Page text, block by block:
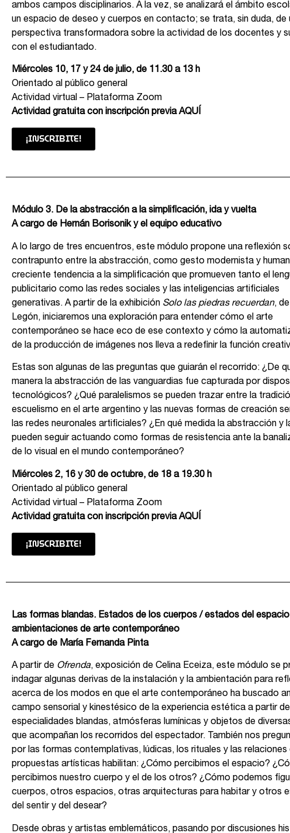
ambos campos disciplinarios. A la vez, se analizará el ámbito
un espacio de deseo y cuerpos en contacto; se trata, sin duda, de
perspectiva transformadora sobre la actividad de los docentes y
con el estudiantado.
Miércoles 10, 17 y 24 de julio, de 11.30 a 13 h
Orientado al público general
Actividad virtual – Plataforma Zoom
Actividad gratuita con inscripción previaAQUÍ
¡INSCRIBITE!
Módulo 3. De la abstracción a la simplificación, ida y vuelta
A cargo de Hernán Borisonik y el equipo educativo
A lo largo de tres encuentros, este módulo propone una reflexión
contrapunto entre la abstracción, como gesto modernista y
creciente tendencia a la simplificación que promueven tanto el
publicitario como las redes sociales y las inteligencias artificiales
generativas. A partir de la exhibición Solo las piedras recuerdan,
Legón, iniciaremos una exploración para entender cómo el arte
contemporáneo se hace eco de ese contexto y cómo la
de la producción de imágenes nos lleva a redefinir la función
Estas son algunas de las preguntas que guiarán el recorrido: ¿De
manera la abstracción de las vanguardias fue capturada por
tecnológicos? ¿Qué paralelismos se pueden trazar entre la
escuelismo en el arte argentino y las nuevas formas de creación
las redes neuronales artificiales? ¿En qué medida la abstracción y
pueden seguir actuando como formas de resistencia ante la
de lo visual en el mundo contemporáneo?
Miércoles 2, 16 y 30 de octubre, de 18 a 19.30 h
Orientado al público general
Actividad virtual – Plataforma Zoom
Actividad gratuita con inscripción previaAQUÍ
¡INSCRIBITE!
Las formas blandas. Estados de los cuerpos / estados del
ambientaciones de arte contemporáneo
A cargo de María Fernanda Pinta
A partir de Ofrenda, exposición de Celina Eceiza, este módulo se
indagar algunas derivas de la instalación y la ambientación para
acerca de los modos en que el arte contemporáneo ha buscado
campo sensorial y kinestésico de la experiencia estética a partir de
especialidades blandas, atmósferas lumínicas y objetos de
que acompañan los recorridos del espectador. También nos
por las formas contemplativas, lúdicas, los rituales y las relaciones
propuestas artísticas habilitan: ¿Cómo percibimos el espacio?
percibimos nuestro cuerpo y el de los otros? ¿Cómo podemos
cuerpos, otros espacios, otras arquitecturas para habitar y otros
del sentir y del desear?
Desde obras y artistas emblemáticos, pasando por discusiones